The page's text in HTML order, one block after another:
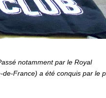
notamment par le Royal
de-France) a été conquis par le